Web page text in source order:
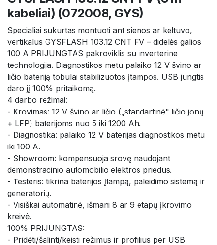
kabeliai) (072008, GYS)
Specialiai sukurtas montuoti ant sienos ar keltuvo,
vertikalus GYSFLASH 103.12 CNT FV – didelės galios
100 A PRIJUNGTAS pakroviklis su inverterine
technologija. Diagnostikos metu palaiko 12 V švino ar
ličio bateriją tobulai stabilizuotos įtampos. USB jungtis
daro jį 100% pritaikomą.
4 darbo režimai:
- Krovimas: 12 V švino ar ličio („standartinė" ličio jonų
+ LFP) baterijoms nuo 5 iki 1200 Ah.
- Diagnostika: palaiko 12 V baterijas diagnostikos metu
iki 100 A.
- Showroom: kompensuoja srovę naudojant
demonstracinio automobilio elektros priedus.
- Testeris: tikrina baterijos įtampą, paleidimo sistemą ir
generatorių.
- Visiškai automatinė, išmani 8 ar 9 etapų įkrovimo
kreivė.
100% PRIJUNGTAS:
- Pridėti/šalinti/keisti režimus ir profilius per USB.